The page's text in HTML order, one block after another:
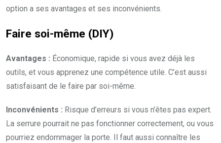
option a ses avantages et ses inconvénients.
Faire soi-même (DIY)
Avantages : Économique, rapide si vous avez déjà les
outils, et vous apprenez une compétence utile. C’est aussi
satisfaisant de le faire par soi-même.
Inconvénients : Risque d’erreurs si vous n’êtes pas expert.
La serrure pourrait ne pas fonctionner correctement, ou vous
pourriez endommager la porte. Il faut aussi connaître les